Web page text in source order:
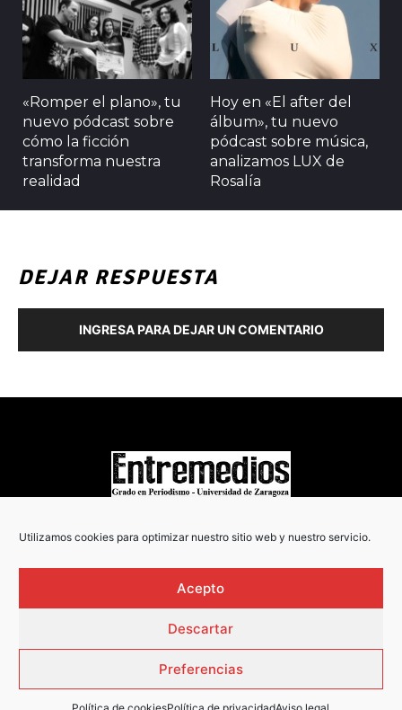
Utilizamos cookies para optimizar nuestro sitio web y nuestro servicio.
Acepto
Descartar
Preferencias
«Romper el plano», tu
nuevo pódcast sobre
cómo la ficción
transforma nuestra
realidad
Hoy en «El after del
álbum», tu nuevo
pódcast sobre música,
analizamos LUX de
Rosalía
DEJAR RESPUESTA
INGRESA PARA DEJAR UN COMENTARIO